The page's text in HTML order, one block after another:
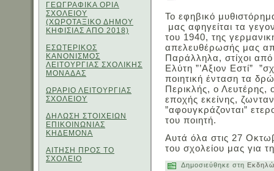
ΓΕΩΓΡΑΦΙΚΑ ΟΡΙΑ
ΣΧΟΛΕΙΟΥ
(ΧΩΡΟΤΑΞΙΚΟ ΔΗΜΟΥ
ΚΗΦΙΣΙΑΣ ΑΠΟ 2018)
ΕΣΩΤΕΡΙΚΟΣ
ΚΑΝΟΝΙΣΜΟΣ
ΛΕΙΤΟΥΡΓΙΑΣ ΣΧΟΛΙΚΗΣ
ΜΟΝΑΔΑΣ
ΩΡΑΡΙΟ ΛΕΙΤΟΥΡΓΙΑΣ
ΣΧΟΛΕΙΟΥ
ΔΗΛΩΣΗ ΣΤΟΙΧΕΙΩΝ
ΕΠΙΚΟΙΝΩΝΙΑΣ
ΚΗΔΕΜΟΝΑ
ΑΙΤΗΣΗ ΠΡΟΣ ΤΟ
ΣΧΟΛΕΙΟ
Το εφηβικό
μας αφηγείται τα
του 1940, της
απελευθέρωσής μας
Παράλληλα, στίχοι
Ελύτη ”’Αξιον Εστί”
ποιητική ένταση τα
Περικλής, ο Λευτέρης,
εποχής εκείνης,
”αφουγκράζονται”
του ποιητή.
Αυτά όλα στις 27
του σχολείου μας για
Δημοσιεύθηκε στη